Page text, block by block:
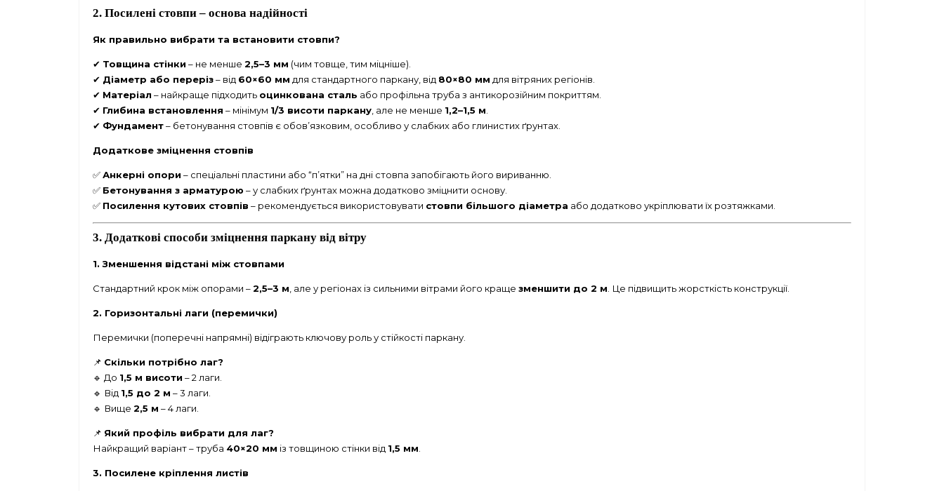
2. Посилені стовпи – основа надійності
Як правильно вибрати та встановити стовпи?
✔ Товщина стінки – не менше 2,5–3 мм (чим товще, тим міцніше).
✔ Діаметр або переріз– від 60×60 мм для стандартного паркану, від 80×80 мм для вітряних регіонів.
✔ Матеріал – найкраще підходить оцинкована сталь або профільна труба з антикорозійним покриттям.
✔ Глибина встановлення – мінімум 1/3 висоти паркану, але не менше 1,2–1,5 м
✔ Фундамент– бетонування стовпів є обов’язковим, особливо у слабких або глинистих ґрунтах.
Додаткове зміцнення стовпів
✅Анкерні опори – спеціальні пластини або “п’ятки” на дні стовпа запобігають його вириванню.
✅ Бетонування з арматурою – у слабких ґрунтах можна додатково зміцнити основу.
✅ Посилення кутових стовпів – рекомендується використовувати стовпи більшого діаметра або додатково укріплювати їх розтяжками.
3. Додаткові способи зміцнення паркану від вітру
1. Зменшення відстані між стовпами
Стандартний крок між опорами –2,5–3 м , але у регіонах із сильними вітрами його краще зменшити до 2 м . Це підвищить жорсткість конструкції.
2. Горизонтальні лаги (перемички)
Перемички (поперечні напрямні) відіграють ключову роль у стійкості паркану.
📌 Скільки потрібно лаг?
🔹 До 1,5 м висоти – 2 лаги.
🔹 Від 1,5 до 2 м – 3 лаги.
🔹 Вище 2,5 м – 4 лаги.
📌 Який профіль вибрати для лаг?
Найкращий варіант – труба 40×20 мм із товщиною стінки від 1,5 мм
3. Посилене кріплення листів